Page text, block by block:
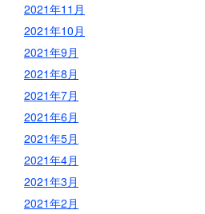
2021年11月
2021年10月
2021年9月
2021年8月
2021年7月
2021年6月
2021年5月
2021年4月
2021年3月
2021年2月